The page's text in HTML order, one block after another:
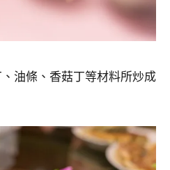
油條、香菇丁等材料所炒成